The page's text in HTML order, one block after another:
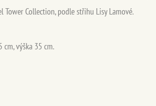
Collection, podle střihu Lisy Lamové.
cm, výška 35 cm.